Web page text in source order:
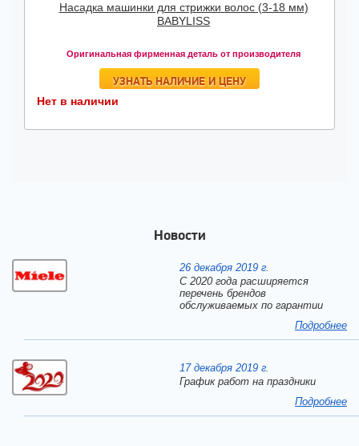
Насадка машинки для стрижки волос (3-18 мм)
BABYLISS
Оригинальная фирменная деталь от производителя
УЗНАТЬ НАЛИЧИЕ И ЦЕНУ
Нет в наличии
Новости
26 декабря 2019 г.
С 2020 года расширяется
перечень брендов
обслуживаемых по гарантии
Подробнее
17 декабря 2019 г.
График работ на праздники
Подробнее